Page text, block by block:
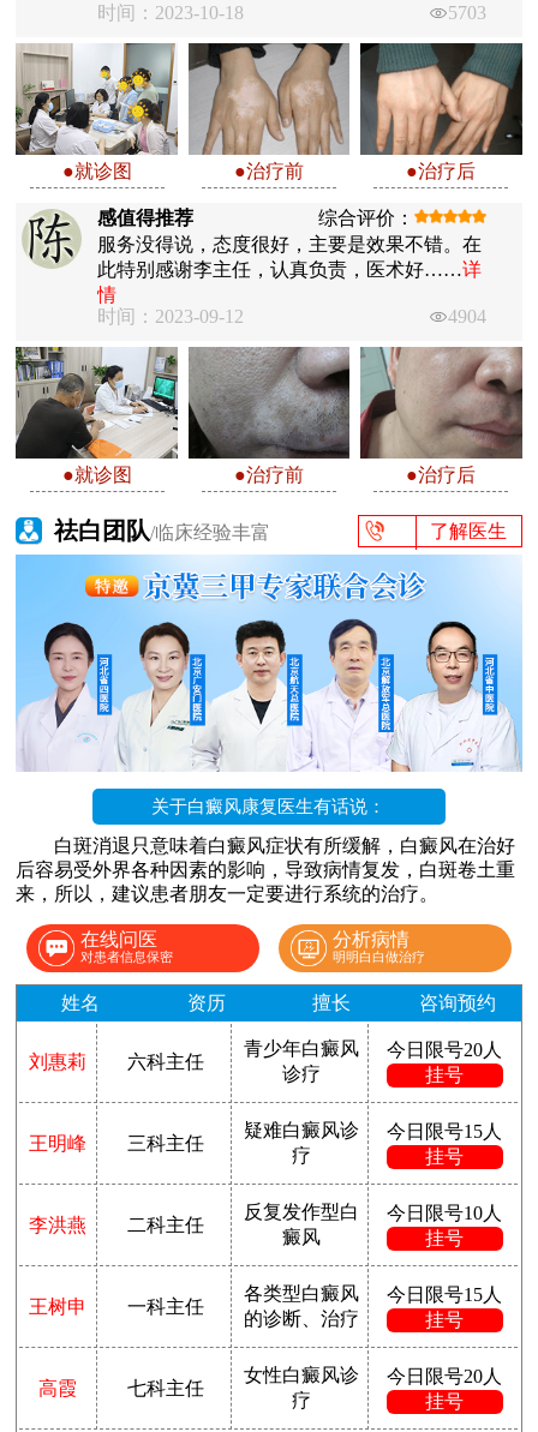
时间：2023-10-18 5703
●就诊图 ●治疗前 ●治疗后
感值得推荐
综合评价：
服务没得说，态度很好，主要是效果不错。在
此特别感谢李主任，认真负责，医术好……详
情
时间：2023-09-12
4904
●就诊图 ●治疗前 ●治疗后
祛白团队/临床经验丰富 了解医生
关于白癜风康复医生有话说：
白斑消退只意味着白癜风症状有所缓解，白癜风在治好
后容易受外界各种因素的影响，导致病情复发，白斑卷土重
来，所以，建议患者朋友一定要进行系统的治疗。
在线问医
对患者信息保密
分析病情
明明白白做治疗
姓名 资历 擅长 咨询预约
刘惠莉 六科主任
青少年白癜风
诊疗
今日限号20人
挂号
王明峰 三科主任
疑难白癜风诊
疗
今日限号15人
挂号
李洪燕 二科主任
反复发作型白
癜风
今日限号10人
挂号
王树申 一科主任
各类型白癜风
的诊断、治疗
今日限号15人
挂号
高霞 七科主任
女性白癜风诊
疗
今日限号20人
挂号